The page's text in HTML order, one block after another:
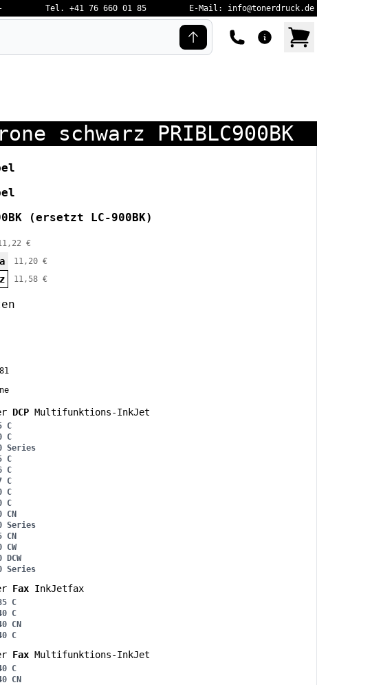
Tel. +41 76 660 01 85 E-Mail: info@tonerdruck.de
schwarz PRIBLC900BK
(ersetzt LC-900BK)
€
11,20 €
11,58 €
DCP Multifunktions-InkJet
C
C
Series
C
C
C
C
C
CN
Series
CN
CW
DCW
Series
Fax InkJetfax
C
C
CN
C
Fax Multifunktions-InkJet
C
CN